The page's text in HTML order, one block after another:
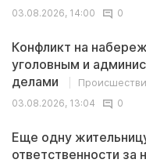
03.08.2026, 14:00
0
Конфликт на
уголовным и
делами
03.08.2026, 13:04
0
Еще одну
ответственности за